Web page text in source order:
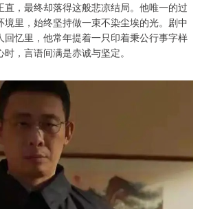
，最终却落得这般悲凉结局。他唯一的过
里，始终坚持做一束不染尘埃的光。剧中
回忆里，他常年提着一只印着秉公行事字样
，言语间满是赤诚与坚定。